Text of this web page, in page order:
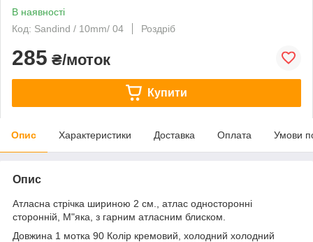
В наявності
Код: Sandind / 10mm/ 04
Роздріб
285 ₴/моток
Купити
Опис Характеристики Доставка Оплата Умови
Опис
Атласна стрічка шириною 2 см., атлас односторонні
сторонній, М"яка, з гарним атласним блиском.
Довжина 1 мотка 90 Колір кремовий, холодний холодний